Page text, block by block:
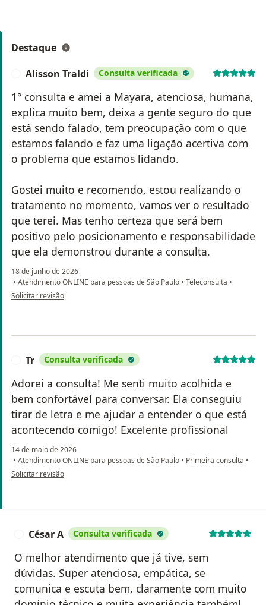
Destaque
Alisson Traldi Consulta verificada
1° consulta e amei a Mayara, atenciosa, humana,
explica muito bem, deixa a gente seguro do que
está sendo falado, tem preocupação com o que
estamos falando e faz uma ligação acertiva com
o problema que estamos lidando.
Gostei muito e recomendo, estou realizando o
tratamento no momento, vamos ver o resultado
que terei. Mas tenho certeza que será bem
positivo pelo posicionamento e responsabilidade
que ela demonstrou durante a consulta.
18 de junho de 2026
• Atendimento ONLINE para pessoas de São Paulo • Teleconsulta •
na opinião do utilizador Alisson Traldi
Solicitar revisão
Tr Consulta verificada
Adorei a consulta! Me senti muito acolhida e
bem confortável para conversar. Ela conseguiu
tirar de letra e me ajudar a entender o que está
acontecendo comigo! Excelente profissional
14 de maio de 2026
• Atendimento ONLINE para pessoas de São Paulo • Primeira consulta •
na opinião do utilizador Tr
Solicitar revisão
César A Consulta verificada
O melhor atendimento que já tive, sem
dúvidas. Super atenciosa, empática, se
comunica e escuta bem, claramente com muito